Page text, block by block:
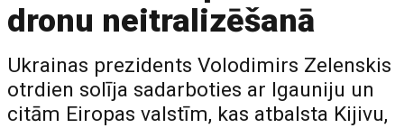
dronu neitralizēšanā
Ukrainas prezidents Volodimirs Zelenskis
otrdien solīja sadarboties ar Igauniju un
citām Eiropas valstīm, kas atbalsta Kijivu,